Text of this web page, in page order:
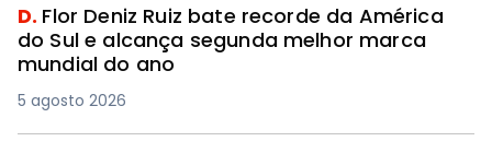
D. Flor Deniz Ruiz bate recorde da América
do Sul e alcança segunda melhor marca
mundial do ano
5 agosto 2026